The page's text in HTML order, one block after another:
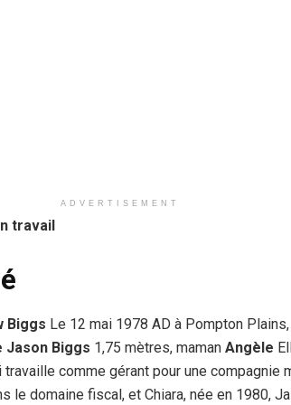
ADVERTISEMENT
travail
Biggs Le 12 mai 1978 AD à Pompton
Jason Biggs 1,75 mètres, maman Angèle
travaille comme gérant pour une compagnie
le domaine fiscal, et Chiara, née en 1980,